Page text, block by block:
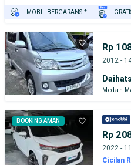
MOBIL BERGARANSI*
Rp
2012 -
Medan
BOOKING AMAN
Rp
2022 -
Cicilan